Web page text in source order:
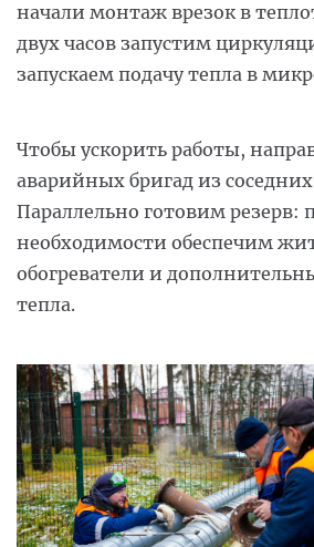
начали монтаж врезок в
двух часов запустим
запускаем подачу тепла в
Чтобы ускорить работы,
аварийных бригад из соседних
Параллельно готовим резерв:
необходимости обеспечим
обогреватели и
тепла.